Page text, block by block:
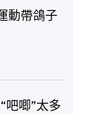
動帶鴿子
吧唧”太多